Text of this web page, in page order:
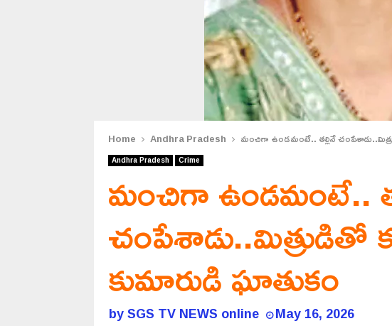
Home Andhra Pradesh మంచిగా ఉండమంటే.. తల్లినే
Andhra Pradesh Crime
మంచిగా ఉండమంటే..
చంపేశాడు..మిత్రుడితో
కుమారుడి ఘాతుకం
bySGS TV NEWS online May 16, 2026